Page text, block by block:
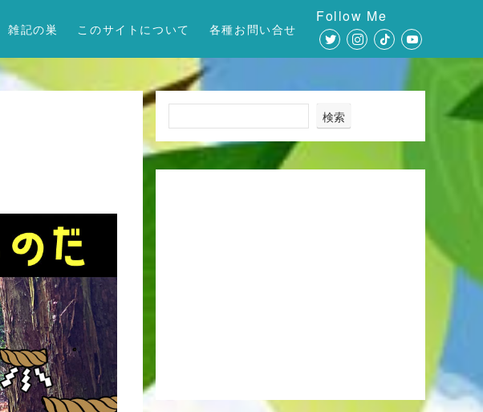
雑記の巣 このサイトについて 各種お問い合せ
Follow Me
検索